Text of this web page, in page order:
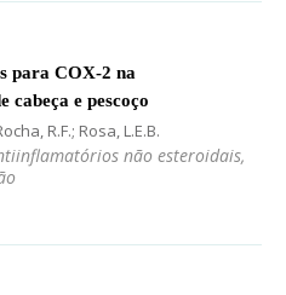
para COX-2 na
cabeça e pescoço
R.F.; Rosa, L.E.B.
não esteroidais,